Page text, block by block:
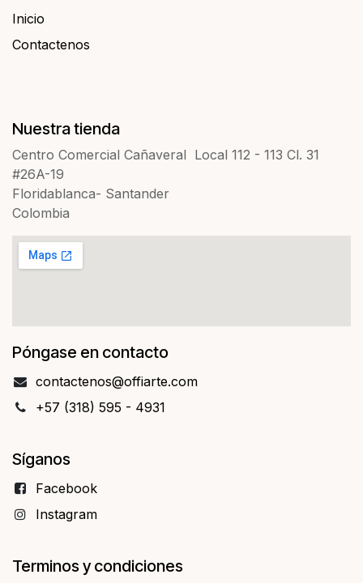
Inicio
Contactenos​​
Nuestra tienda
Centro Comercial Cañaveral Local 112 - 113 Cl. 31
#26A-19
Floridablanca- Santander
Colombia
Póngase en contacto
contact​​enos@offiarte.com
+57 (318) 595 - 4931
Síganos
Facebo​​ok
Instagram
Terminos y condiciones